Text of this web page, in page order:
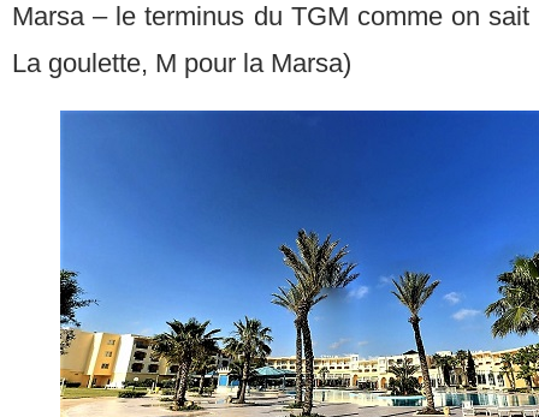
Marsa – le terminus du TGM comme on
La goulette, M pour la Marsa)